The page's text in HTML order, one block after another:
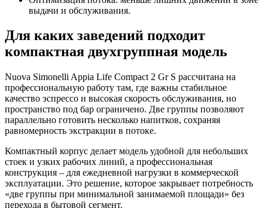
выдачи и обслуживания.
Для каких заведений подходит
компактная двухгруппная модель
Nuova Simonelli Appia Life Compact 2 Gr S рассчитана на
профессиональную работу там, где важны стабильное
качество эспрессо и высокая скорость обслуживания, но
пространство под бар ограничено. Две группы позволяют
параллельно готовить несколько напитков, сохраняя
равномерность экстракции в потоке.
Компактный корпус делает модель удобной для небольших
стоек и узких рабочих линий, а профессиональная
конструкция – для ежедневной нагрузки в коммерческой
эксплуатации. Это решение, которое закрывает потребность
«две группы при минимальной занимаемой площади» без
перехода в бытовой сегмент.